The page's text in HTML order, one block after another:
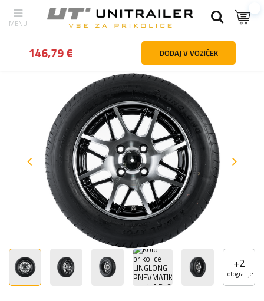
Nazaj domov Kolesa platišča pnevmatike Kolesa za prikolice
+2
fotografije
146,79 € DODAJ V VOZIČEK